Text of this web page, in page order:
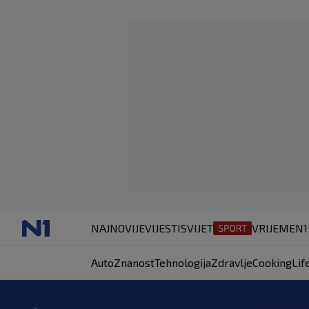
NAJNOVIJEVIJESTISVIJET VRIJEME
AutoZnanostTehnologijaZdravljeCooking